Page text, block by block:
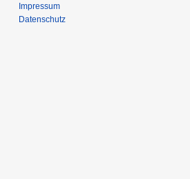
Impressum
Datenschutz